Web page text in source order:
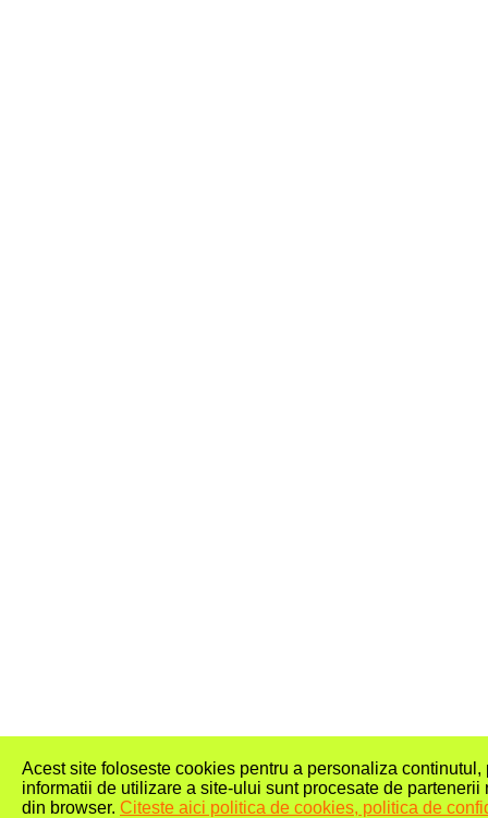
Acest site foloseste cookies pentru a personaliza
informatii de utilizare a site-ului sunt procesate de
din browser. Citeste aici politica de cookies, politica de